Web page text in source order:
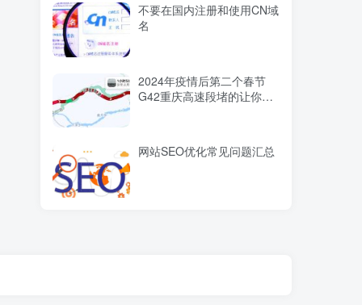
不要在国内注册和使用CN域
名
2024年疫情后第二个春节
G42重庆高速段堵的让你怀
网站SEO优化常见问题汇总